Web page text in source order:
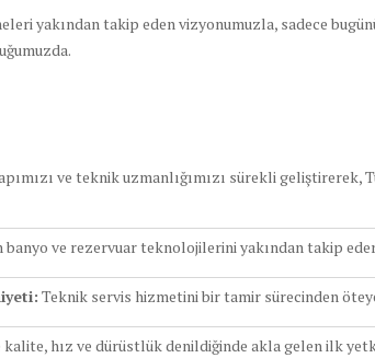
yakından takip eden vizyonumuzla, sadece
ve teknik uzmanlığımızı sürekli geliştirerek,
banyo ve rezervuar teknolojilerini yakından takip
Teknik servis hizmetini bir tamir sürecinden
hız ve dürüstlük denildiğinde akla gelen ilk